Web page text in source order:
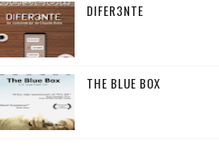
DIFER3NTE
THE BLUE BOX